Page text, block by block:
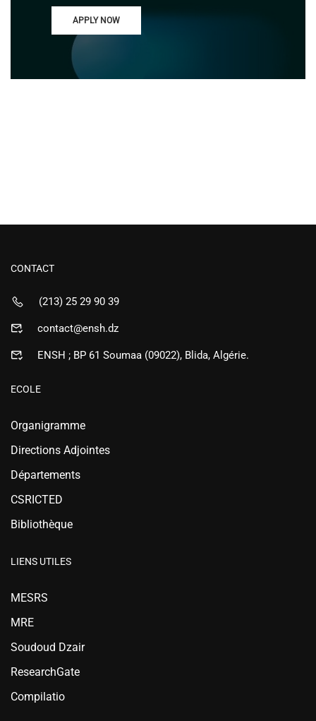
APPLY NOW
CONTACT
(213) 25 29 90 39
contact@ensh.dz
ENSH ; BP 61 Soumaa (09022), Blida, Algérie.
ECOLE
Organigramme
Directions Adjointes
Départements
CSRICTED
Bibliothèque
LIENS UTILES
MESRS
MRE
Soudoud Dzair
ResearchGate
Compilatio